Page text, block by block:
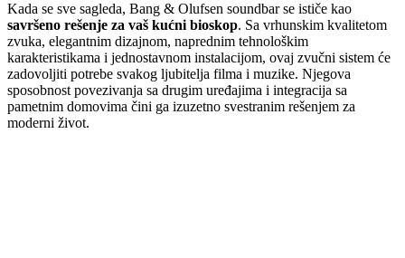
Kada se sve sagleda, Bang & Olufsen soundbar se ističe kao
savršeno rešenje za vaš kućni bioskop. Sa vrhunskim kvalitetom
zvuka, elegantnim dizajnom, naprednim tehnološkim
karakteristikama i jednostavnom instalacijom, ovaj zvučni sistem će
zadovoljiti potrebe svakog ljubitelja filma i muzike. Njegova
sposobnost povezivanja sa drugim uređajima i integracija sa
pametnim domovima čini ga izuzetno svestranim rešenjem za
moderni život.